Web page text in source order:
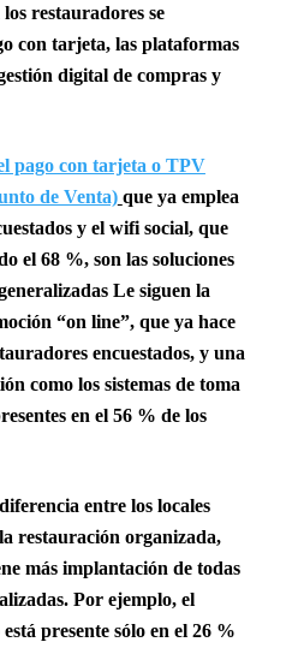
restauradores se
con tarjeta, las plataformas
digital de compras y
pago con tarjeta o TPV
de Venta) que ya emplea
y el wifi social, que
el 68 %, son las soluciones
Le siguen la
“on line”, que ya hace
encuestados, y una
como los sistemas de toma
en el 56 % de los
entre los locales
restauración organizada,
más implantación de todas
. Por ejemplo, el
presente sólo en el 26 %